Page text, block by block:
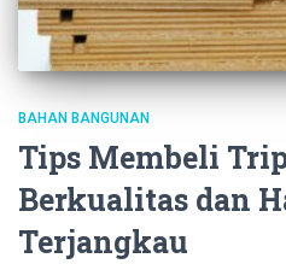
BAHAN BANGUNAN
Tips Membeli
Berkualitas dan
Terjangkau